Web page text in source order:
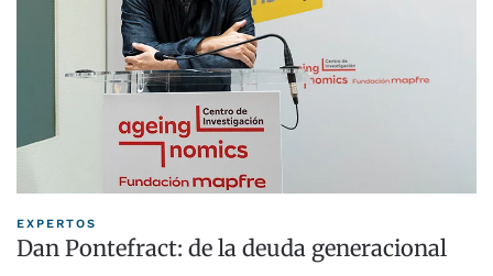
EXPERTOS
Dan Pontefract: de la deuda generacional